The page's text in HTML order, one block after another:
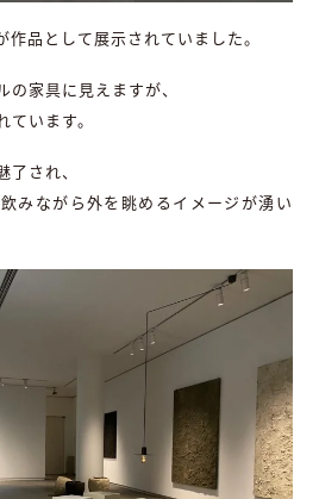
品として展示されていました。
家具に見えますが、
います。
され、
みながら外を眺めるイメージが湧い